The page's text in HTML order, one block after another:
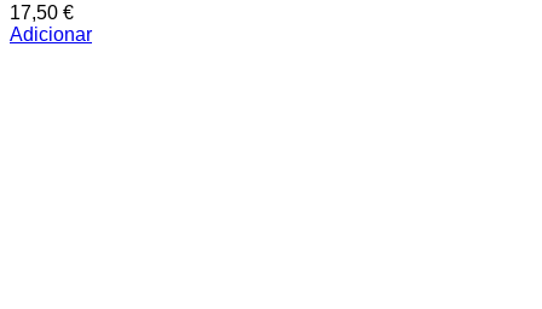
17,50 €
Adicionar